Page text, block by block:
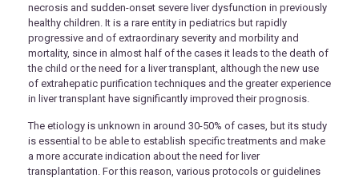
necrosis and sudden-onset severe liver dysfunction in previously
healthy children. It is a rare entity in pediatrics but rapidly
progressive and of extraordinary severity and morbility and
mortality, since in almost half of the cases it leads to the death of
the child or the need for a liver transplant, although the new use
of extrahepatic purification techniques and the greater experience
in liver transplant have significantly improved their prognosis.
The etiology is unknown in around 30-50% of cases, but its study
is essential to be able to establish specific treatments and make
a more accurate indication about the need for liver
transplantation. For this reason, various protocols or guidelines